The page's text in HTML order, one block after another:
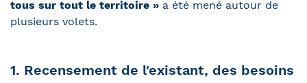
tous sur tout le territoire » a été mené autour de
plusieurs volets.
1. Recensement de l'existant, des besoins